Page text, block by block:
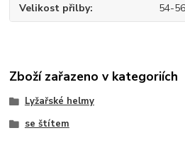
Velikost přilby 54-56
Zboží zařazeno v kategoriích
Lyžařské helmy
se štítem